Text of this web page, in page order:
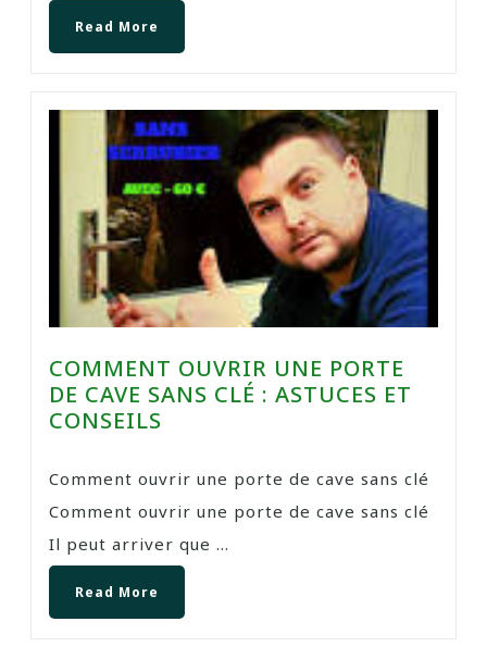
Read More
COMMENT OUVRIR UNE PORTE
DE CAVE SANS CLÉ : ASTUCES ET
CONSEILS
Comment ouvrir une porte de cave sans clé
Comment ouvrir une porte de cave sans clé
Il peut arriver que ...
Read More